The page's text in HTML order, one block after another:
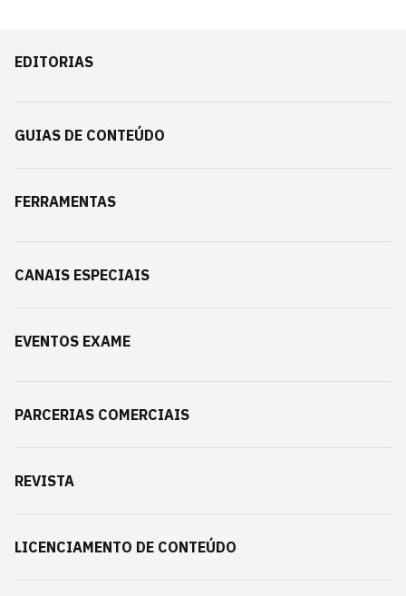
EDITORIAS
GUIAS DE CONTEÚDO
FERRAMENTAS
CANAIS ESPECIAIS
EVENTOS EXAME
PARCERIAS COMERCIAIS
REVISTA
LICENCIAMENTO DE CONTEÚDO